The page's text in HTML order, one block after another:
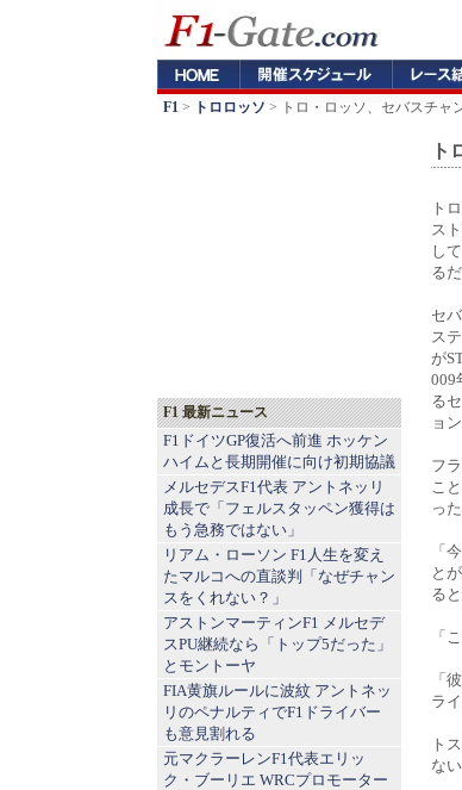
F1 > トロロッソ > トロ・ロッソ、セバスチャ
ト
ト
ス
し
る
セ
ス
が
009
る
ョ
フ
こ
った
「
と
る
「
「
ラ
ト
な
F1 最新ニュース
F1ドイツGP復活へ前進 ホッケン
ハイムと長期開催に向け初期協議
メルセデスF1代表 アントネッリ
成長で「フェルスタッペン獲得は
もう急務ではない」
リアム・ローソン F1人生を変え
たマルコへの直談判「なぜチャン
スをくれない？」
アストンマーティンF1 メルセデ
スPU継続なら「トップ5だった」
とモントーヤ
FIA黄旗ルールに波紋 アントネッ
リのペナルティでF1ドライバー
も意見割れる
元マクラーレンF1代表エリッ
ク・ブーリエ WRCプロモーター